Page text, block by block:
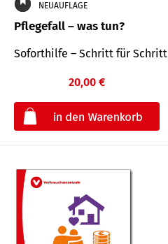
NEUAUFLAGE
Pflegefall – was tun?
Soforthilfe – Schritt für Schritt
20,00 €